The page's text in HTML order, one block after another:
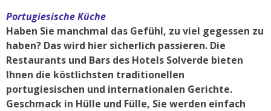
Portugiesische Küche
Haben Sie manchmal das Gefühl, zu viel gegessen zu
haben? Das wird hier sicherlich passieren. Die
Restaurants und Bars des Hotels Solverde bieten
Ihnen die köstlichsten traditionellen
portugiesischen und internationalen Gerichte.
Geschmack in Hülle und Fülle, Sie werden einfach